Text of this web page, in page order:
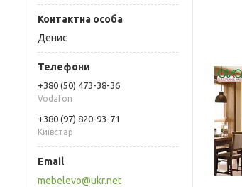
Денис
+380 (50) 473-38-36
Vodafon
+380 (97) 820-93-71
Київстар
mebelevo@ukr.net